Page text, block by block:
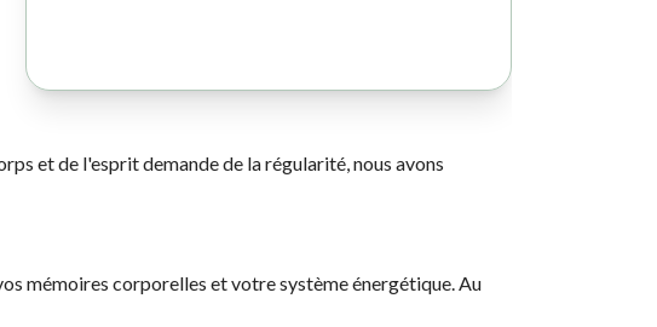
et de l'esprit demande de la régularité, nous avons
mémoires corporelles et votre système énergétique. Au